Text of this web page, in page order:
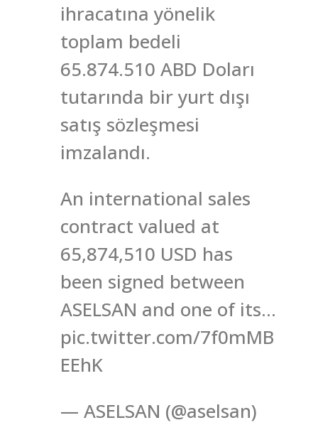
ihracatına yönelik
toplam bedeli
65.874.510 ABD Doları
tutarında bir yurt dışı
satış sözleşmesi
imzalandı.
An international sales
contract valued at
65,874,510 USD has
been signed between
ASELSAN and one of its…
pic.twitter.com/7f0mMB
EEhK
— ASELSAN (@aselsan)